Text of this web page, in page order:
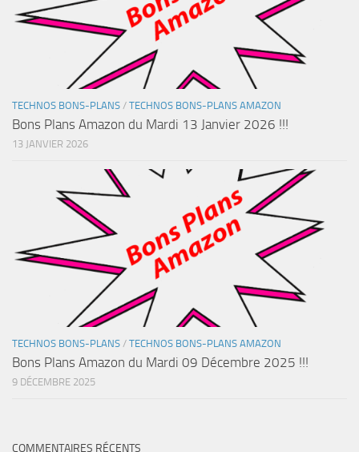
TECHNOS BONS-PLANS / TECHNOS BONS-PLANS AMAZON
Bons Plans Amazon du Mardi 13 Janvier 2026 !!!
13 JANVIER 2026
TECHNOS BONS-PLANS / TECHNOS BONS-PLANS AMAZON
Bons Plans Amazon du Mardi 09 Décembre 2025 !!!
9 DÉCEMBRE 2025
COMMENTAIRES RÉCENTS